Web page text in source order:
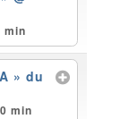
min
» du
min